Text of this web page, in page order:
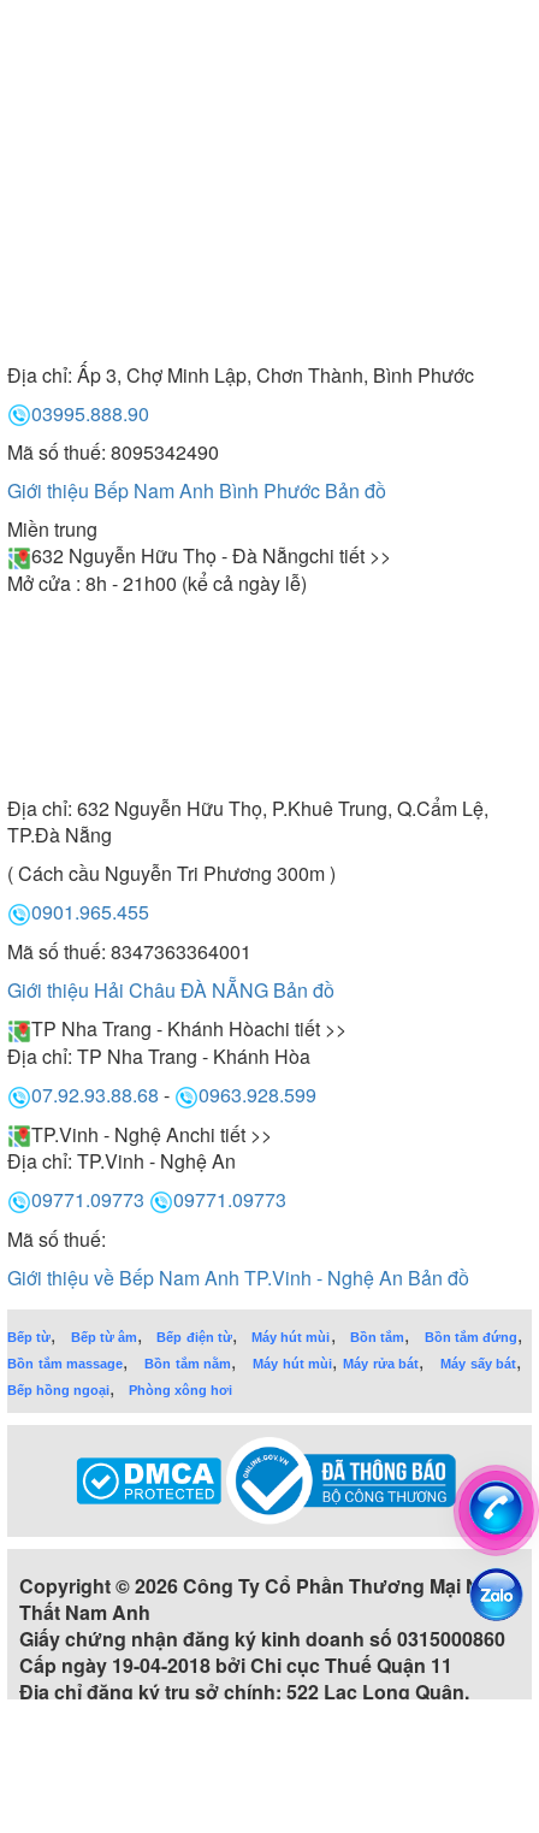
Địa chỉ: Ấp 3, Chợ Minh Lập, Chơn Thành, Bình Phước
03995.888.90
Mã số thuế: 8095342490
Giới thiệu Bếp Nam Anh Bình Phước Bản đồ
Miền trung
632 Nguyễn Hữu Thọ - Đà Nẵngchi tiết >>
Mở cửa : 8h - 21h00 (kể cả ngày lễ)
Địa chỉ: 632 Nguyễn Hữu Thọ, P.Khuê Trung, Q.Cẩm Lệ,
TP.Đà Nẵng
( Cách cầu Nguyễn Tri Phương 300m )
0901.965.455
Mã số thuế: 8347363364001
Giới thiệu Hải Châu ĐÀ NẴNG Bản đồ
TP Nha Trang - Khánh Hòachi tiết >>
Địa chỉ: TP Nha Trang - Khánh Hòa
07.92.93.88.68 -
0963.928.599
TP.Vinh - Nghệ Anchi tiết >>
Địa chỉ: TP.Vinh - Nghệ An
09771.09773
09771.09773
Mã số thuế:
Giới thiệu về Bếp Nam Anh TP.Vinh - Nghệ An Bản đồ
Bếp từ, Bếp từ âm,Bếp điện từ,Máy hút mùi, Bồn tắm, Bồn tắm đứng,
Bồn tắm massage,Bồn tắm nằm,Máy hút mùi,Máy rửa bát,Máy sấy bát,
Bếp hồng ngoại, Phòng xông hơi
Copyright © 2026 Công Ty Cổ Phần Thương Mại Nội
Thất Nam Anh
Giấy chứng nhận đăng ký kinh doanh số 0315000860
Cấp ngày 19-04-2018 bởi Chi cục Thuế Quận 11
Địa chỉ đăng ký trụ sở chính: 522 Lạc Long Quân,